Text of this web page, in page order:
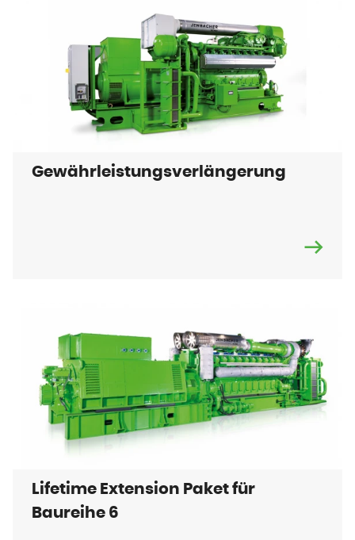
Gewährleistungsverlängerung
Lifetime Extension Paket für
Baureihe 6